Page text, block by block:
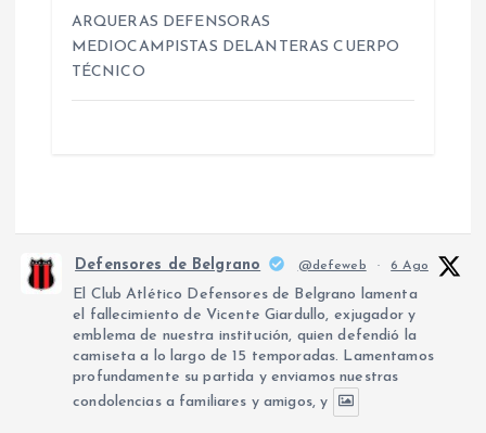
ARQUERAS DEFENSORAS
MEDIOCAMPISTAS DELANTERAS CUERPO
TÉCNICO
Defensores de Belgrano @defeweb · 6 Ago
El Club Atlético Defensores de Belgrano lamenta
el fallecimiento de Vicente Giardullo, exjugador y
emblema de nuestra institución, quien defendió la
camiseta a lo largo de 15 temporadas. Lamentamos
profundamente su partida y enviamos nuestras
condolencias a familiares y amigos, y